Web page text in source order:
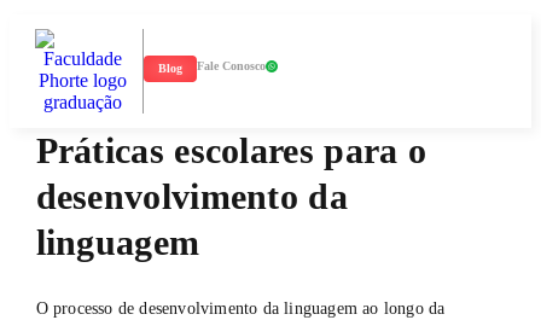
Blog Fale Conosco
Práticas escolares para o
desenvolvimento da
linguagem
O processo de desenvolvimento da linguagem ao longo da